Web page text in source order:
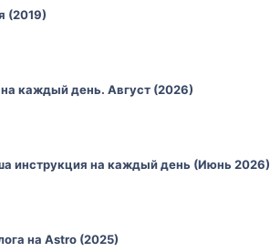
(2019)
каждый день. Август (2026)
инструкция на каждый день (Июнь 2026)
на Astro (2025)